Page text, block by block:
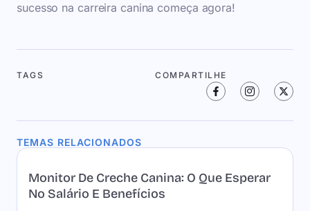
sucesso na carreira canina começa agora!
TAGS COMPARTILHE
TEMAS RELACIONADOS
Monitor De Creche Canina: O Que Esperar
No Salário E Benefícios